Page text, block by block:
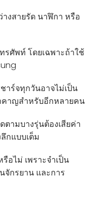
งสายรัด นาฬิกา หรือ
รศัพท์ โดยเฉพาะถ้าใช้
าร์จทุกวันอาจไม่เป็น
าญสำหรับอีกหลายคน
ามบางรุ่นต้องเสียค่า
กแบบเต็ม
อไม่ เพราะจำเป็น
จักรยาน และการ